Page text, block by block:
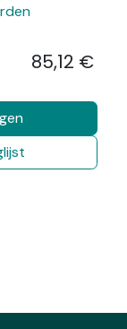
85,12 €